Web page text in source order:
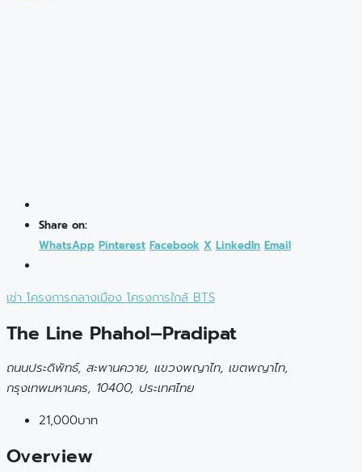
Share on:
WhatsApp Pinterest Facebook X LinkedIn Email
เช่า โครงการกลางเมือง โครงการใกล้ BTS
The Line Phahol–Pradipat
ถนนประดิพัทธ์, สะพานควาย, แขวงพญาไท, เขตพญาไท,
กรุงเทพมหานคร, 10400, ประเทศไทย
21,000บาท
Overview